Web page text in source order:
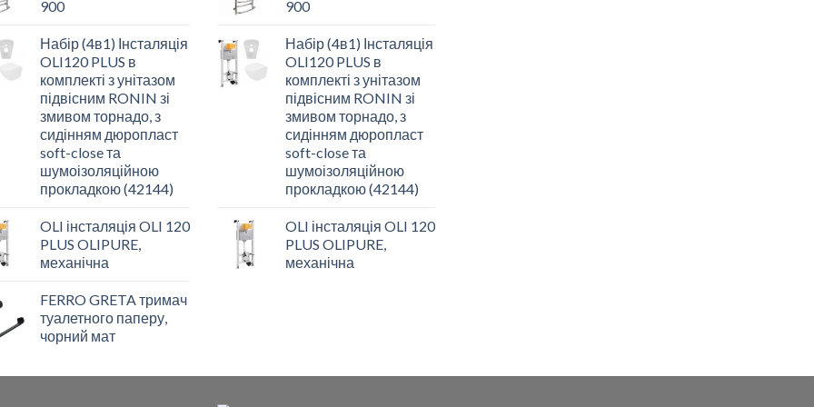
900
Набір (4в1) Інсталяція
OLI120 PLUS в
комплекті з унітазом
підвісним RONIN зі
змивом торнадо, з
сидінням дюропласт
soft-close та
шумоізоляційною
прокладкою (42144)
OLI інсталяція OLI 120
PLUS OLIPURE,
механічна
FERRO GRETA тримач
туалетного паперу,
чорний мат
900
Набір (4в1) Інсталяція
OLI120 PLUS в
комплекті з унітазом
підвісним RONIN зі
змивом торнадо, з
сидінням дюропласт
soft-close та
шумоізоляційною
прокладкою (42144)
OLI інсталяція OLI 120
PLUS OLIPURE,
механічна